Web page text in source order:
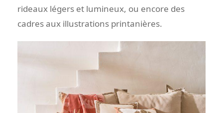
rideaux légers et lumineux, ou encore des
cadres aux illustrations printanières.